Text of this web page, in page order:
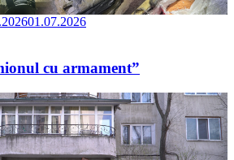
01.07.2026
cu armament”